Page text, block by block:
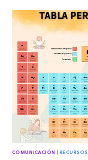
LA
HISTORIA
DE
BOLSILLO!
COMUNICACIÓN | RECURSOS